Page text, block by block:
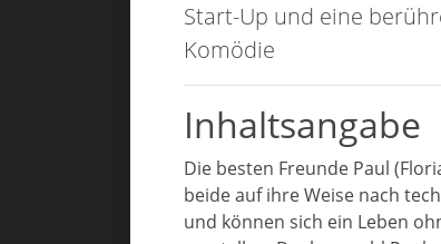
Start-Up und eine
Komödie
Inhaltsangabe
Die besten Freunde Paul
beide auf ihre Weise nach
und können sich ein Leben